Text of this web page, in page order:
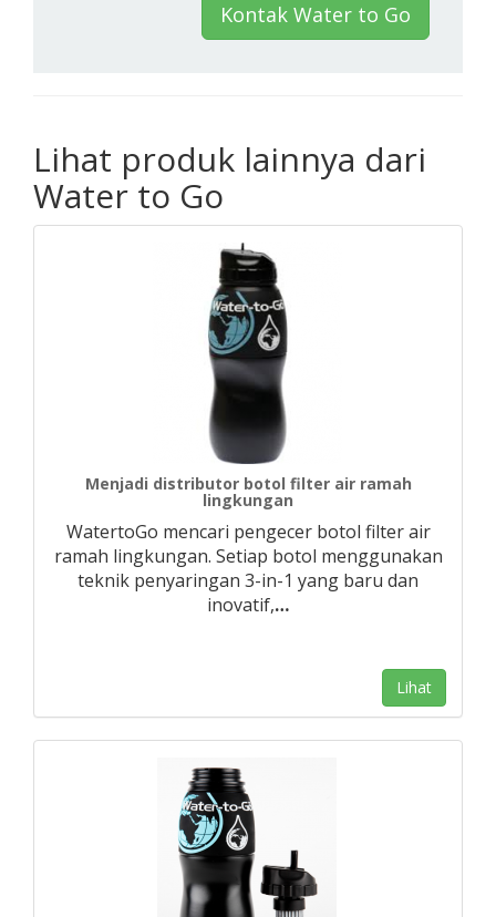
Kontak Water to Go
Lihat produk lainnya dari
Water to Go
Menjadi distributor botol filter air ramah
lingkungan
WatertoGo mencari pengecer botol filter air
ramah lingkungan. Setiap botol menggunakan
teknik penyaringan 3-in-1 yang baru dan
inovatif,…
Lihat